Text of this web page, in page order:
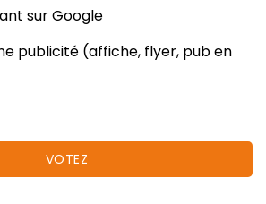
sur Google
publicité (affiche, flyer, pub en
VOTEZ